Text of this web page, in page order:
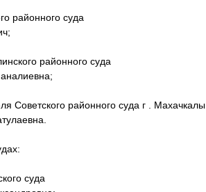
районного суда
районного суда
Советского районного суда г . Махачкалы
суда